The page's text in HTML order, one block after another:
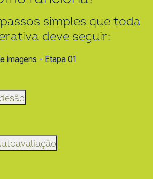
simples que toda
deve seguir: